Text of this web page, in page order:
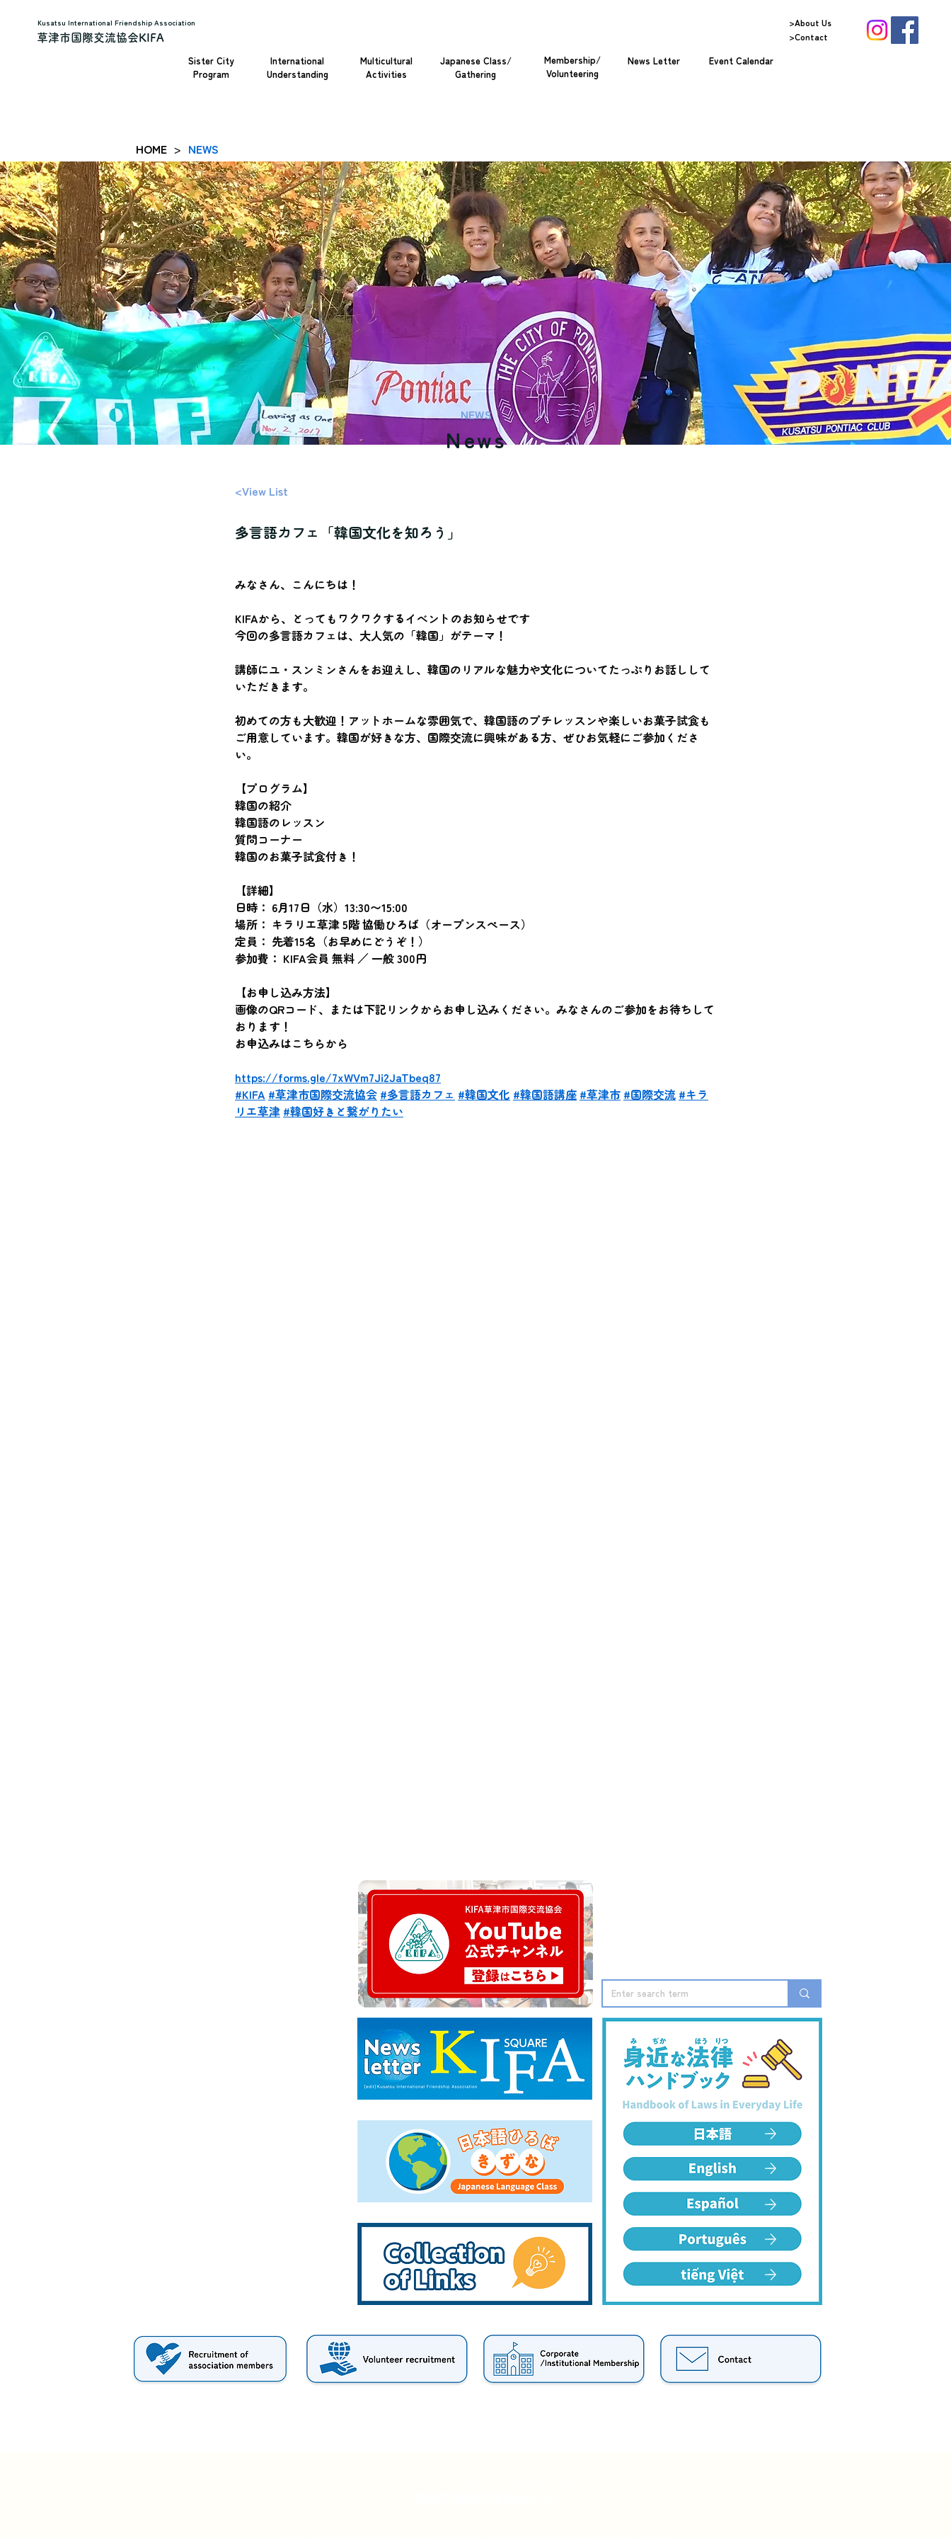
Kusatsu International Friendship Association
草津市国際交流協会KIFA
Sister City
Program
International
Understanding
Multicultural
Activities
Japanese Class/
Gathering
Membership/
Volunteering
News Letter Event Calendar
>About Us
>Contact
HOME > NEWS
NEWS
News
<View List
多言語カフェ「韓国文化を知ろう」
みなさん、こんにちは！
KIFAから、とってもワクワクするイベントのお知らせです
今回の多言語カフェは、大人気の「韓国」がテーマ！
講師にユ・スンミンさんをお迎えし、韓国のリアルな魅力や文化についてたっぷりお話しして
いただきます。
初めての方も大歓迎！アットホームな雰囲気で、韓国語のプチレッスンや楽しいお菓子試食も
ご用意しています。韓国が好きな方、国際交流に興味がある方、ぜひお気軽にご参加くださ
い。
【プログラム】
韓国の紹介
韓国語のレッスン
質問コーナー
韓国のお菓子試食付き！
【詳細】
日時： 6月17日（水）13:30〜15:00
場所： キラリエ草津 5階 協働ひろば（オープンスペース）
定員： 先着15名（お早めにどうぞ！）
参加費： KIFA会員 無料 ／ 一般 300円
【お申し込み方法】
画像のQRコード、または下記リンクからお申し込みください。みなさんのご参加をお待ちして
おります！
お申込みはこちらから
https://forms.gle/7xWVm7Ji2JaTbeq87
#KIFA #草津市国際交流協会 #多言語カフェ #韓国文化 #韓国語講座 #草津市 #国際交流 #キラ
リエ草津 #韓国好きと繋がりたい